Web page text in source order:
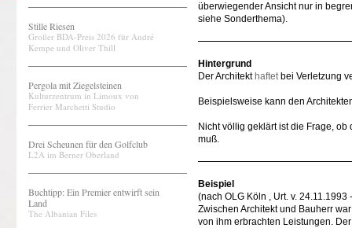
Stille Riesen
Großer BDA-Preis 2026 für André
Kempe und Oliver Thill
Pergola mit Ziegelsteinen
Kulturzentrum in Limoux von
Ferrier Marchetti Studio
Drei Scheunen für den Golfclub
L2A im Berner Oberland
Buchtipp: Ein Premier entwirft sein
Land
The Albanian Files
überwiegender Ansicht nur in
siehe Sonderthema).
Hintergrund
Der Architekt haftetbei Verletzung
Beispielsweise kann den
Nicht völlig geklärt ist die Frage,
muß.
Beispiel
(nach OLG Köln , Urt. v.
Zwischen Architekt und Bauherr
von ihm erbrachten Leistungen.